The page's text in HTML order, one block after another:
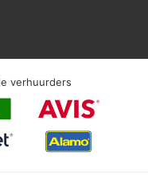
verhuurders